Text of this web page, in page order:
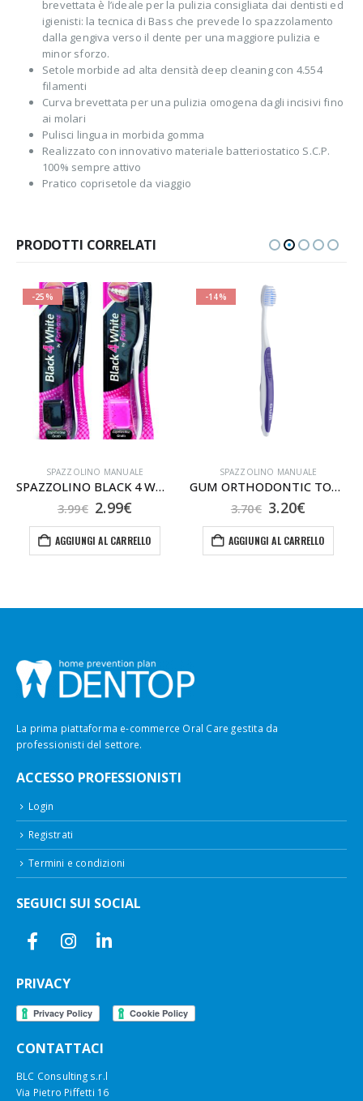
brevettata è l’ideale per la pulizia consigliata dai dentisti ed
igienisti: la tecnica di Bass che prevede lo spazzolamento
dalla gengiva verso il dente per una maggiore pulizia e
minor sforzo.
Setole morbide ad alta densità deep cleaning con 4.554
filamenti
Curva brevettata per una pulizia omogena dagli incisivi fino
ai molari
Pulisci lingua in morbida gomma
Realizzato con innovativo materiale batteriostatico S.C.P.
100% sempre attivo
Pratico coprisetole da viaggio
PRODOTTI CORRELATI
-25%
SPAZZOLINO MANUALE
SPAZZOLINO BLACK 4 WHITE
3.99€ Il
prezzo
originale
era:
2.99€Il
prezzo
attuale
è:
AGGIUNGI AL CARRELLO
-14%
SPAZZOLINO MANUALE
GUM ORTHODONTIC TOOTHBR.
3.70€ Il
prezzo
originale
era:
3.20€Il
prezzo
attuale
è:
AGGIUNGI AL CARRELLO
La prima piattaforma e-commerce Oral Care gestita da
professionisti del settore.
ACCESSO PROFESSIONISTI
Login
Registrati
Termini e condizioni
SEGUICI SUI SOCIAL
PRIVACY
CONTATTACI
BLC Consulting s.r.l
Via Pietro Piffetti 16